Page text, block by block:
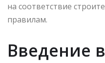
на соответствие
правилам.
Введение в